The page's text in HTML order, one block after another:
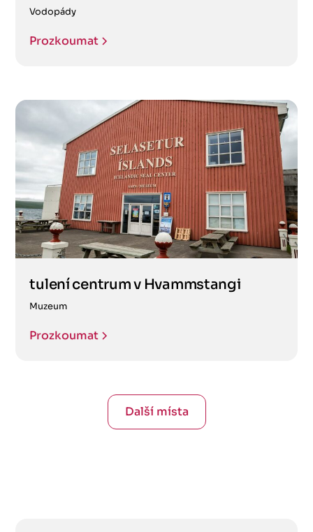
Vodopády
Prozkoumat
tulení centrum v Hvammstangi
Muzeum
Prozkoumat
Další místa